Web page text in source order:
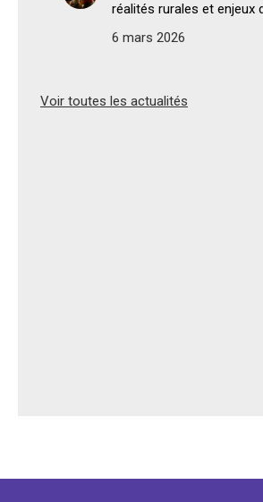
réalités rurales et enjeux
6 mars 2026
Voir toutes les actualités